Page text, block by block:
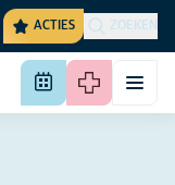
ACTIES ZOEKEN